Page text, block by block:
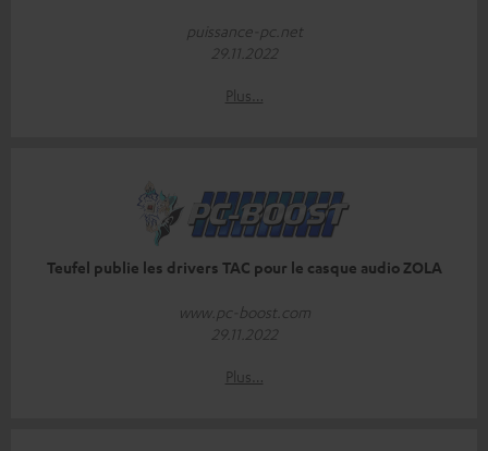
puissance-pc.net
29.11.2022
Plus…
Teufel publie les drivers TAC pour le casque audio ZOLA
www.pc-boost.com
29.11.2022
Plus…